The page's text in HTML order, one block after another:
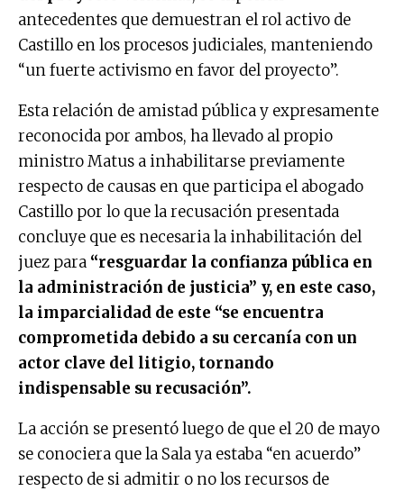
antecedentes que demuestran el rol activo de
Castillo en los procesos judiciales, manteniendo
“un fuerte activismo en favor del proyecto”.
Esta relación de amistad pública y expresamente
reconocida por ambos, ha llevado al propio
ministro Matus a inhabilitarse previamente
respecto de causas en que participa el abogado
Castillo por lo que la recusación presentada
concluye que es necesaria la inhabilitación del
juez para “resguardar la confianza pública en
la administración de justicia” y, en este caso,
la imparcialidad de este “se encuentra
comprometida debido a su cercanía con un
actor clave del litigio, tornando
indispensable su recusación”.
La acción se presentó luego de que el 20 de mayo
se conociera que la Sala ya estaba “en acuerdo”
respecto de si admitir o no los recursos de